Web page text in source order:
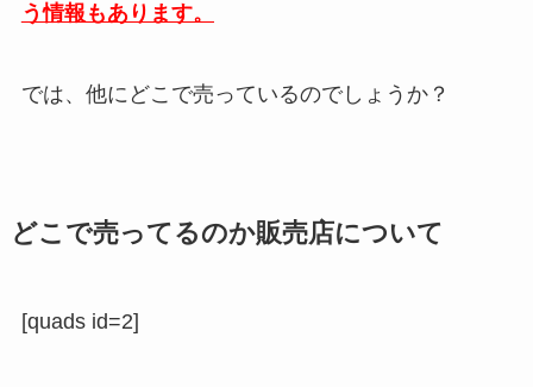
う情報もあります。
では、他にどこで売っているのでしょうか？
どこで売ってるのか販売店について
[quads id=2]